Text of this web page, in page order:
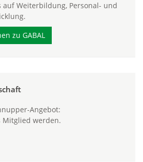
auf Weiterbildung, Personal- und
zu GABAL
Angebot:
Mitglied werden.